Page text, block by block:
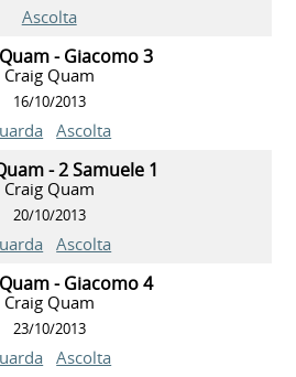
Ascolta
- Giacomo 3
Craig Quam
16/10/2013
Ascolta
- 2 Samuele 1
Craig Quam
20/10/2013
Ascolta
- Giacomo 4
Craig Quam
23/10/2013
Ascolta